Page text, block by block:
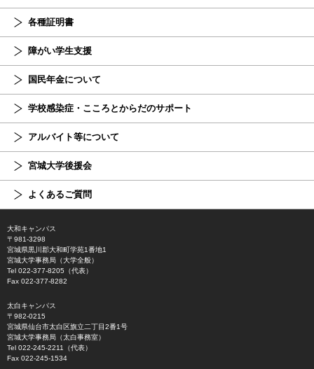
各種証明書
障がい学生支援
国民年金について
学校感染症・こころとからだのサポート
アルバイト等について
宮城大学後援会
よくあるご質問
大和キャンパス
〒981-3298
宮城県黒川郡大和町学苑1番地1
宮城大学事務局（大学全般）
Tel 022-377-8205（代表）
Fax 022-377-8282
太白キャンパス
〒982-0215
宮城県仙台市太白区旗立二丁目2番1号
宮城大学事務局（太白事務室）
Tel 022-245-2211（代表）
Fax 022-245-1534